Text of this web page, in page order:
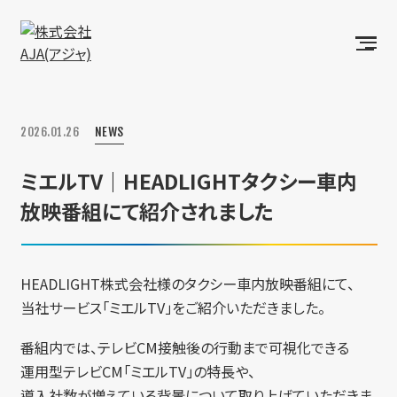
2026.01.26 NEWS
ミエルTV｜HEADLIGHTタクシー車内
放映番組にて紹介されました
HEADLIGHT株式会社様のタクシー車内放映番組にて、
当社サービス「ミエルTV」をご紹介いただきました。
番組内では、テレビCM接触後の行動まで可視化できる
運用型テレビCM「ミエルTV」の特長や、